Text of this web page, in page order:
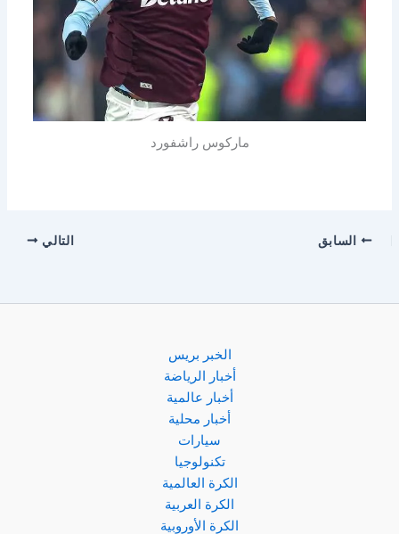
ماركوس راشفورد
السابق التالي
الخبر بريس
أخبار الرياضة
أخبار عالمية
أخبار محلية
سيارات
تكنولوجيا
الكرة العالمية
الكرة العربية
الكرة الأوروبية